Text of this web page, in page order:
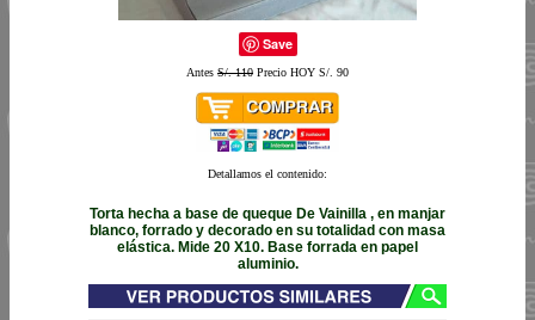
Save
Antes S/. 110 Precio HOY S/. 90
Detallamos el contenido:
Torta hecha a base de queque De Vainilla , en manjar
blanco, forrado y decorado en su totalidad con masa
elástica. Mide 20 X10. Base forrada en papel
aluminio.